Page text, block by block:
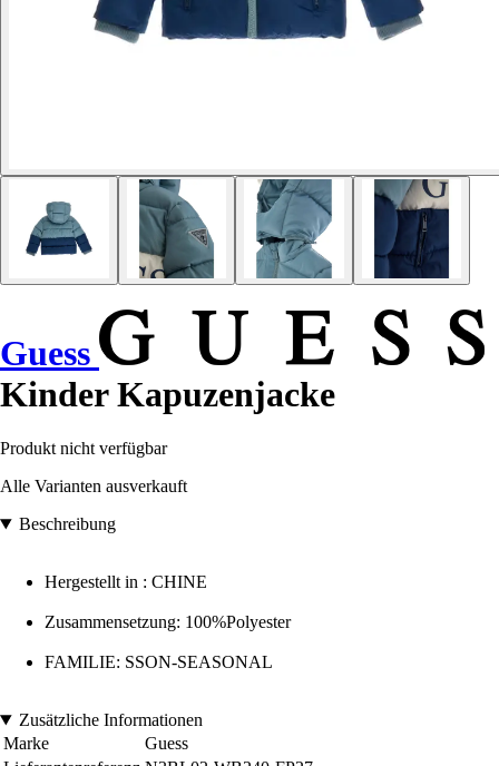
Guess
Kinder Kapuzenjacke
Produkt nicht verfügbar
Alle Varianten ausverkauft
Beschreibung
Hergestellt in : CHINE
Zusammensetzung: 100%Polyester
FAMILIE: SSON-SEASONAL
Zusätzliche Informationen
Marke
Guess